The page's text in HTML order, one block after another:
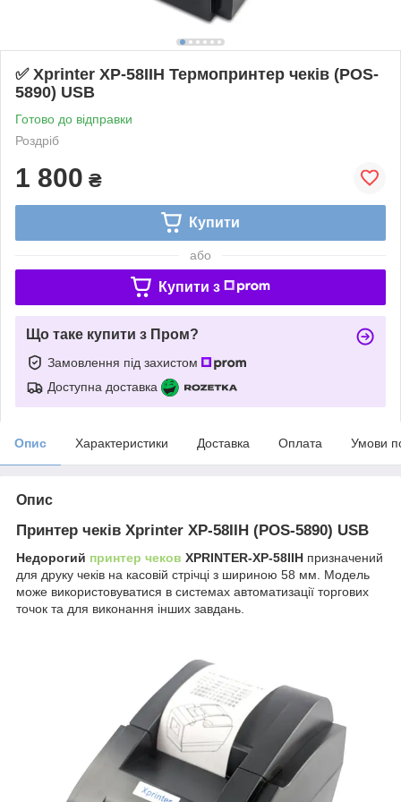
✅ Xprinter XP-58IIH Термопринтер чеків (POS-
5890) USB
Готово до відправки
Роздріб
1 800 ₴
Купити
або
Купити з
Що таке купити з Пром?
Замовлення під захистом
Доступна доставка
Опис Характеристики Доставка Оплата Умови
Опис
Принтер чеків Xprinter XP-58IIH (POS-5890) USB
Недорогий принтер чеков XPRINTER-XP-58IIH призначений
для друку чеків на касовій стрічці з шириною 58 мм. Модель
може використовуватися в системах автоматизації торгових
точок та для виконання інших завдань.